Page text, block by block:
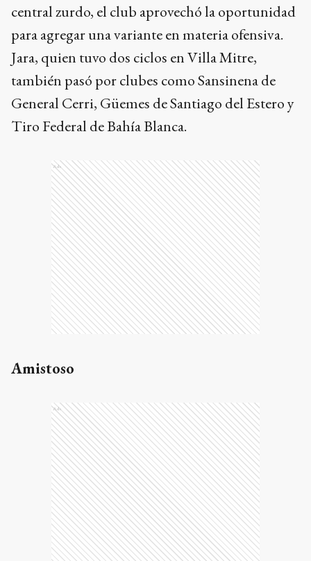
central zurdo, el club aprovechó la oportunidad
para agregar una variante en materia ofensiva.
Jara, quien tuvo dos ciclos en Villa Mitre,
también pasó por clubes como Sansinena de
General Cerri, Güemes de Santiago del Estero y
Tiro Federal de Bahía Blanca.
Ads
Amistoso
Ads